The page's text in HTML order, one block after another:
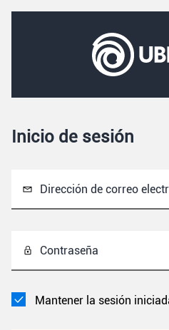
Inicio de sesión
Dirección de correo
Contraseña
Mantener la sesión